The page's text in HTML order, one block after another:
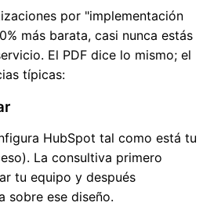
por "implementación
más barata, casi nunca estás
El PDF dice lo mismo; el
típicas:
HubSpot tal como está tu
La consultiva primero
tu equipo y después
sobre ese diseño.